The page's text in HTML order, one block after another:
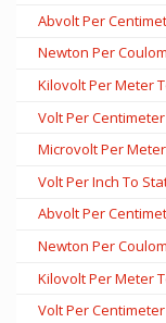
Abvolt Per
Newton Per
Kilovolt Per Meter
Volt Per
Microvolt Per
Volt Per Inch To
Abvolt Per
Newton Per
Kilovolt Per Meter
Volt Per